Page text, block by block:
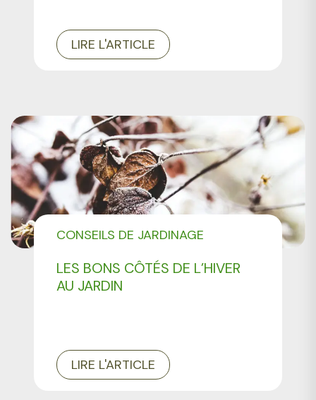
LIRE L'ARTICLE
LES BONS CÔTÉS DE L’HIVER
AU JARDIN
CONSEILS DE JARDINAGE
LIRE L'ARTICLE